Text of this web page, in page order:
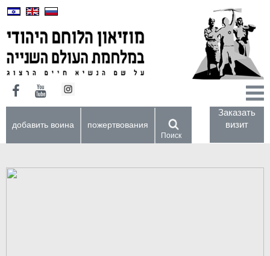
Заказать
визит
Поиск
добавить воина пожертвования